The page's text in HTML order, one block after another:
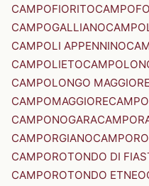
CAMPOFIORITO
CAMPOGALLIANO
CAMPOLI APPENNINO
CAMPOLIETO
CAMPOLONGO MAGGIORE
CAMPOMAGGIORE
CAMPONOGARA
CAMPORGIANO
CAMPOROTONDO DI
CAMPOROTONDO ETNEO